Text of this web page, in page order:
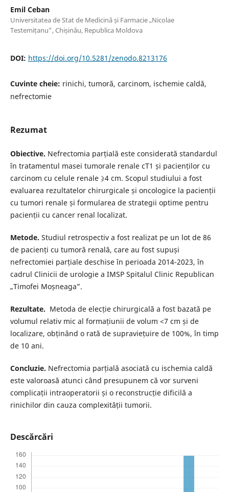
Emil Ceban
Universitatea de Stat de Medicină și Farmacie „Nicolae
Testemițanu”, Chișinău, Republica Moldova
DOI: https://doi.org/10.5281/zenodo.8213176
Cuvinte cheie: rinichi, tumoră, carcinom, ischemie caldă,
nefrectomie
Rezumat
Obiective. Nefrectomia parțială este considerată standardul
în tratamentul masei tumorale renale cT1 și pacienților cu
carcinom cu celule renale ⩾4 cm. Scopul studiului a fost
evaluarea rezultatelor chirurgicale și oncologice la pacienții
cu tumori renale și formularea de strategii optime pentru
pacienții cu cancer renal localizat.
Metode. Studiul retrospectiv a fost realizat pe un lot de 86
de pacienți cu tumoră renală, care au fost supuși
nefrectomiei parțiale deschise în perioada 2014-2023, în
cadrul Clinicii de urologie a IMSP Spitalul Clinic Republican
„Timofei Moșneaga”.
Rezultate. Metoda de elecție chirurgicală a fost bazată pe
volumul relativ mic al formațiunii de volum <7 cm și de
localizare, obținând o rată de supraviețuire de 100%, în timp
de 10 ani.
Concluzie. Nefrectomia parțială asociată cu ischemia caldă
este valoroasă atunci când presupunem că vor surveni
complicații intraoperatorii și o reconstrucție dificilă a
rinichilor din cauza complexității tumorii.
Descărcări